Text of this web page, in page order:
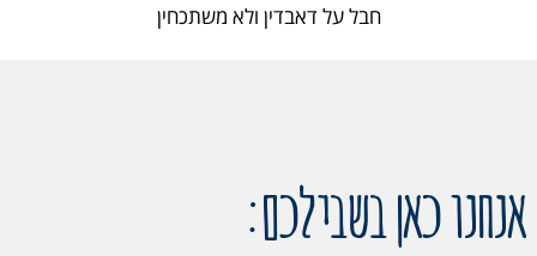
חבל על דאבדין ולא משתכחין
אנחנו כאן בשבילכם: